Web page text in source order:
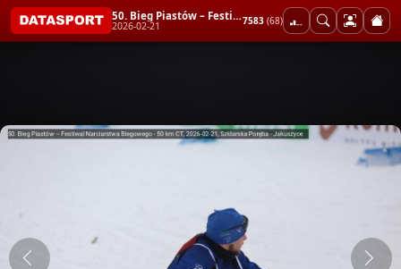
50. Bieg Piastów – Festiwal Narciarstwa Biegowego - 50 km CT
2026-02-21 7583 (68)